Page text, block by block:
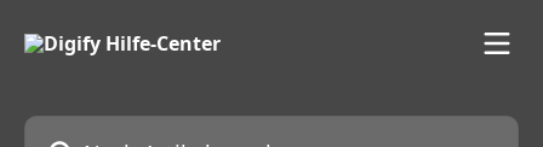
Nach Artikeln suchen …